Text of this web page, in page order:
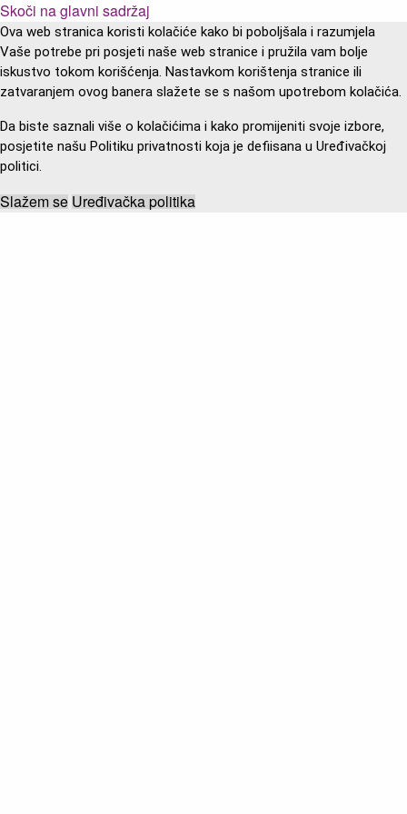
Skoči na glavni sadržaj
Ova web stranica koristi kolačiće kako bi poboljšala i razumjela
Vaše potrebe pri posjeti naše web stranice i pružila vam bolje
iskustvo tokom korišćenja. Nastavkom korištenja stranice ili
zatvaranjem ovog banera slažete se s našom upotrebom kolačića.
Da biste saznali više o kolačićima i kako promijeniti svoje izbore,
posjetite našu Politiku privatnosti koja je defiisana u Uređivačkoj
politici.
Slažem se Uređivačka politika